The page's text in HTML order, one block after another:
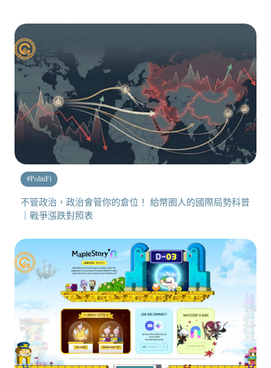
#PolitiFi
不管政治，政治會管你的倉位！ 給幣圈人的國際局勢科普
｜戰爭漲跌對照表